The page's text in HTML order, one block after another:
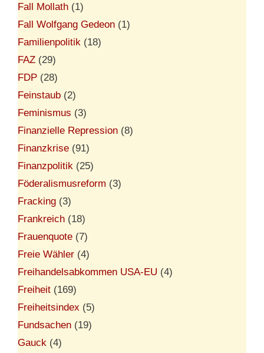
Fall Mollath (1)
Fall Wolfgang Gedeon (1)
Familienpolitik (18)
FAZ (29)
FDP (28)
Feinstaub (2)
Feminismus (3)
Finanzielle Repression (8)
Finanzkrise (91)
Finanzpolitik (25)
Föderalismusreform (3)
Fracking (3)
Frankreich (18)
Frauenquote (7)
Freie Wähler (4)
Freihandelsabkommen USA-EU (4)
Freiheit (169)
Freiheitsindex (5)
Fundsachen (19)
Gauck (4)